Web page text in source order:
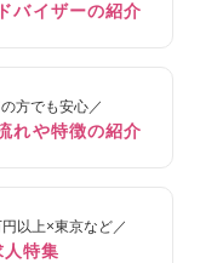
バイザーの紹介
方でも安心／
れや特徴の紹介
以上×東京など／
人特集